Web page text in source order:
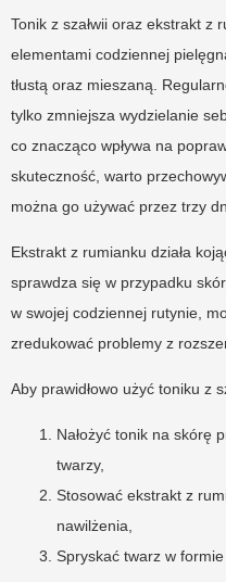
Tonik z szałwii oraz ekstrakt z
elementami codziennej
tłustą oraz mieszaną.
tylko zmniejsza wydzielanie
co znacząco wpływa na
skuteczność, warto
można go używać przez trzy
Ekstrakt z rumianku działa
sprawdza się w przypadku
w swojej codziennej rutynie,
zredukować problemy z
Aby prawidłowo użyć toniku z
Nałożyć tonik na skórę
twarzy,
Stosować ekstrakt z
nawilżenia,
Spryskać twarz w